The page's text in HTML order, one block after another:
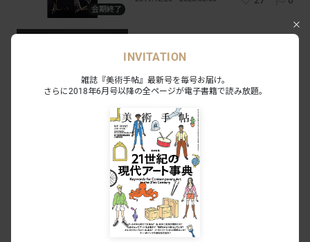
会期終了
会期終了
ー・コレクション―メトロポリタン美
2019.09.13 - 12.08
会期終了
所蔵作品展 みた？―こどもからの挑
戦状
2019.07.13 - 09.01
東京国立近代美術館工芸館が金沢へ移
INVITATION
雑誌『美術手帖』最新号を毎号お届け。
さらに2018年6月号以降の全ページが電子書籍で読み放題。